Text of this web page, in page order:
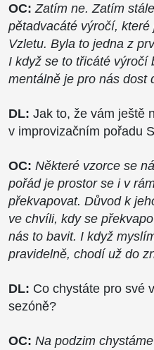
OC: Zatím ne. Zatím
pětadvacáté výročí,
Vzletu. Byla to jedna z
I když se to třicáté výročí
mentálně je pro nás dost
DL: Jak to, že vám ještě
v improvizačním pořadu
OC: Některé vzorce se
pořád je prostor se i v
překvapovat. Důvod k
ve chvíli, kdy se
nás to bavit. I když
pravidelně, chodí už do
DL: Co chystáte pro své
sezóně?
OC: Na podzim